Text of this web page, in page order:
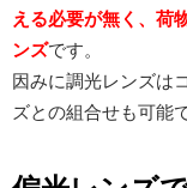
える必要が無く、荷
ンズです。
因みに調光レンズは
ズとの組合せも可能